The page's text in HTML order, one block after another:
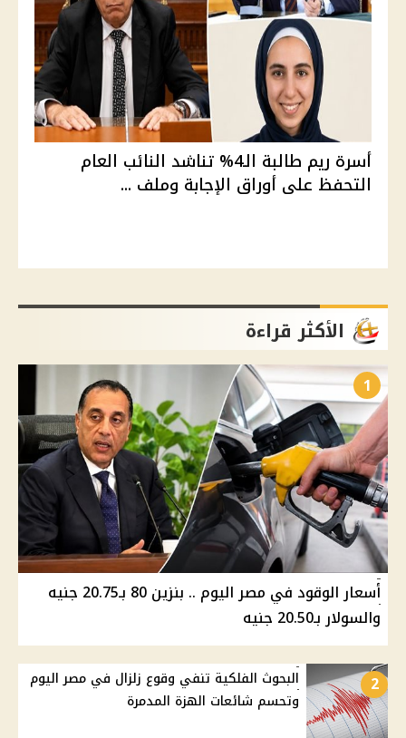
أسرة ريم طالبة الـ4% تناشد النائب العام
التحفظ على أوراق الإجابة وملف ...
الأكثر قراءة
1
أسعار الوقود في مصر اليوم .. بنزين 80 بـ20.75 جنيه
والسولار بـ20.50 جنيه
2
البحوث الفلكية تنفي وقوع زلزال في مصر اليوم
وتحسم شائعات الهزة المدمرة